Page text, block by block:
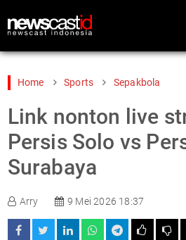
Home
Gaya Hidup
Foto
Home Sports Sepakbola
Link nonton live
Persis Solo vs
Surabaya
Arry 9 Mei 2026 18:37